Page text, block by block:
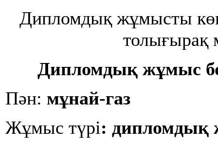
Дипломдық жұмысты
толығырақ
Дипломдық жұмыс
Пән: мұнай-газ
Жұмыс түрі: дипломдық